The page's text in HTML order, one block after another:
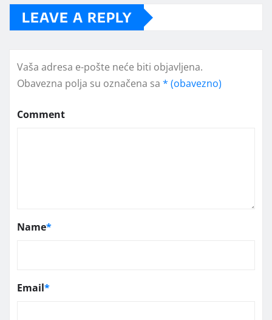
LEAVE A REPLY
Vaša adresa e-pošte neće biti objavljena.
Obavezna polja su označena sa * (obavezno)
Comment
Name*
Email*